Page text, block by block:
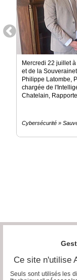
Mercredi 22 juillet
et de la
Philippe Latombe,
chargée de
Chatelain,
Cybersécurité »
Ce site n'utilise
Seuls sont utilisés les